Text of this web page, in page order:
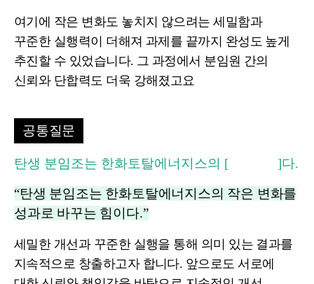
여기에 작은 변화도 놓치지 않으려는 세밀함과
꾸준한 실행력이 더해져 과제를 끝까지 완성도 높게
추진할 수 있었습니다. 그 과정에서 분임원 간의
신뢰와 단합력도 더욱 강해졌고요
공통질문
탄생 분임조는 한화토탈에너지스의 [ ]다.
“탄생 분임조는 한화토탈에너지스의 작은 변화를
성과로 바꾸는 힘이다.”
세밀한 개선과 꾸준한 실행을 통해 의미 있는 결과를
지속적으로 창출하고자 합니다. 앞으로도 서로에